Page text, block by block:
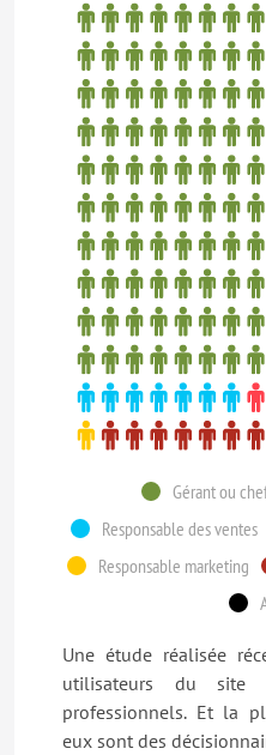
Gérant ou
Responsable des ventes
Responsable marketing
Une étude réalisée
utilisateurs du site
professionnels. Et la
eux sont des